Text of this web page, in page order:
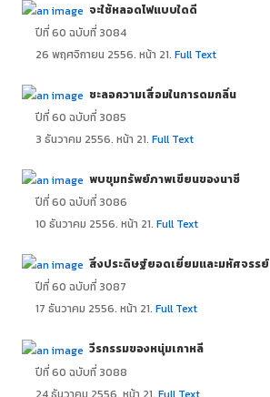
จะใช้หลอดไฟแบบใดดี
ปีที่ 60 ฉบับที่ 3084
26 พฤศจิกายน 2556. หน้า 21. Full Text
ชะลอความเสื่อมในการดมกลิ่น
ปีที่ 60 ฉบับที่ 3085
3 ธันวาคม 2556. หน้า 21. Full Text
พบขุมทรัพย์ภาพเขียนของนาซี
ปีที่ 60 ฉบับที่ 3086
10 ธันวาคม 2556. หน้า 21. Full Text
สิ่งประดิษฐ์ยอดเยี่ยมและมหัศจรรย์
ปีที่ 60 ฉบับที่ 3087
17 ธันวาคม 2556. หน้า 21. Full Text
วีรกรรมของหนุ่มเกาหลี
ปีที่ 60 ฉบับที่ 3088